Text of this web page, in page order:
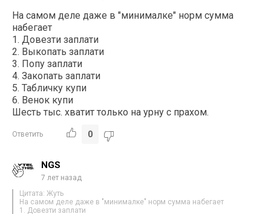
На самом деле даже в "минималке" норм сумма
набегает
1. Довезти заплати
2. Выкопать заплати
3. Попу заплати
4. Закопать заплати
5. Табличку купи
6. Венок купи
Шесть тыс. хватит только на урну с прахом.
Ответить 0
NGS
7 лет назад
Цитата: Жуть
На самом деле даже в "минималке" норм сумма набегает
1. Довезти заплати